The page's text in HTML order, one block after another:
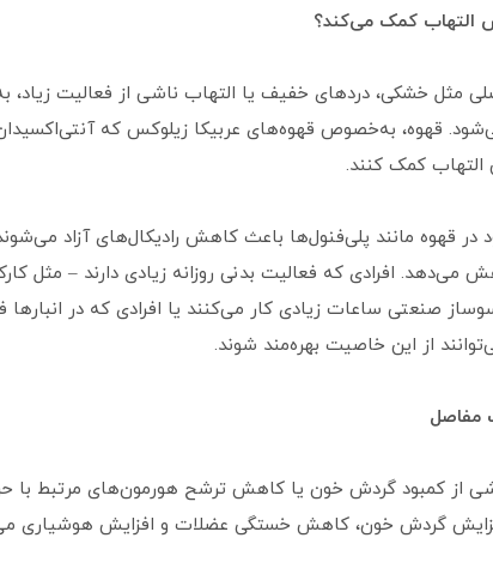
مثل خشکی، دردهای خفیف یا التهاب ناشی از فعالیت زیاد،
قهوه، به‌خصوص قهوه‌های عربیکا زیلوکس که آنتی‌اکسیدان
التهاب کمک کنند.
در قهوه مانند پلی‌فنول‌ها باعث کاهش رادیکال‌های آزاد
می‌دهد. افرادی که فعالیت بدنی روزانه زیادی دارند – مثل
صنعتی ساعات زیادی کار می‌کنند یا افرادی که در انبارها
از این خاصیت بهره‌مند شوند.
از کمبود گردش خون یا کاهش ترشح هورمون‌های مرتبط با
گردش خون، کاهش خستگی عضلات و افزایش هوشیاری